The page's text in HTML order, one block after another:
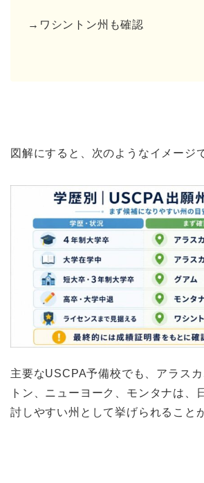
→ワシントン州も確認
図解にすると、次のようなイメージ
主要なUSCPA予備校でも、アラス
トン、ニューヨーク、モンタナは、
討しやすい州として挙げられること